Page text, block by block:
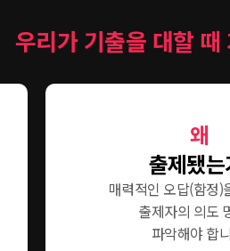
우리가 기출을 대할 때
왜
출제됐
매력적인 오답(함정)
출제자의 의도
파악해야 합